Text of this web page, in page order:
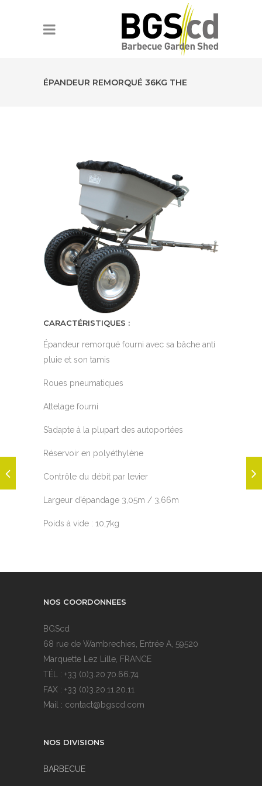
ÉPANDEUR REMORQUÉ 36KG THE
CARACTÉRISTIQUES :
Épandeur remorqué fourni avec sa bâche anti
pluie et son tamis
Roues pneumatiques
Attelage fourni
S’adapte à la plupart des autoportées
Réservoir en polyéthylène
Contrôle du débit par levier
Largeur d’épandage 3,05m / 3,66m
Poids à vide : 10,7kg
NOS COORDONNEES
BGScd
68 rue de Wambrechies, Entrée A, 59520
Marquette Lez Lille, FRANCE
TÉL : +33 (0)3.20.70.66.74
FAX : +33 (0)3.20.11.20.11
Mail : contact@bgscd.com
NOS DIVISIONS
BARBECUE